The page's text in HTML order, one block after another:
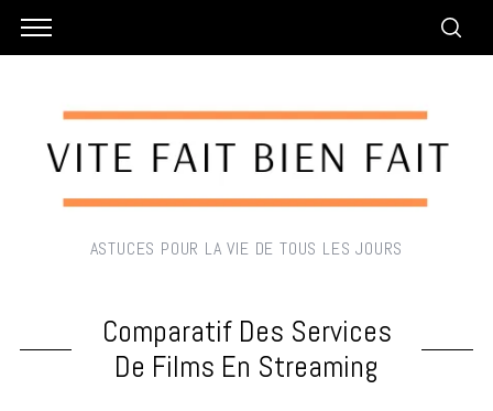
ASTUCES POUR LA VIE DE TOUS LES JOURS
Comparatif Des Services
De Films En Streaming